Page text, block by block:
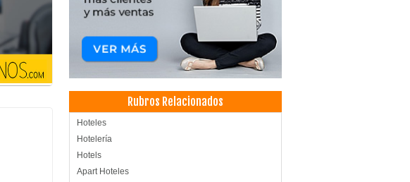
Rubros Relacionados
Hoteles
Hotelería
Hotels
Apart Hoteles